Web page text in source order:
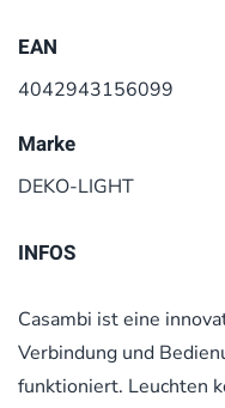
EAN
4042943156099
Marke
DEKO-LIGHT
INFOS
Casambi ist eine
Verbindung und
funktioniert. Leuchten